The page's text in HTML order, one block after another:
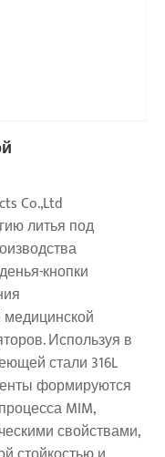
Co.,Ltd
литья под
кнопки
Используя в
стали 316L
формируются
MIM,
свойствами,